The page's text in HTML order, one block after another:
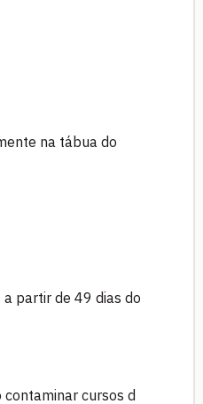
na tábua do
a partir de 49 dias do
cursos d